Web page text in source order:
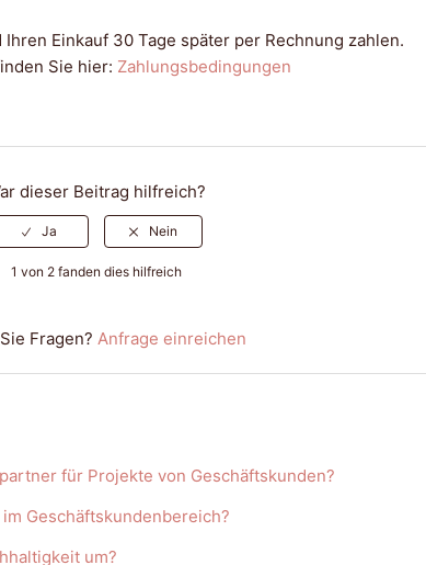
Einkauf 30 Tage später per Rechnung zahlen.
Sie hier: Zahlungsbedingungen
dieser Beitrag hilfreich?
1 von 2 fanden dies hilfreich
Fragen?Anfrage einreichen
für Projekte von Geschäftskunden?
Geschäftskundenbereich?
um?